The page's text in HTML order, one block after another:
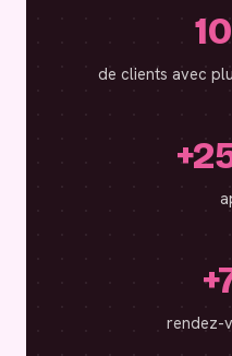
de clients avec
rendez-